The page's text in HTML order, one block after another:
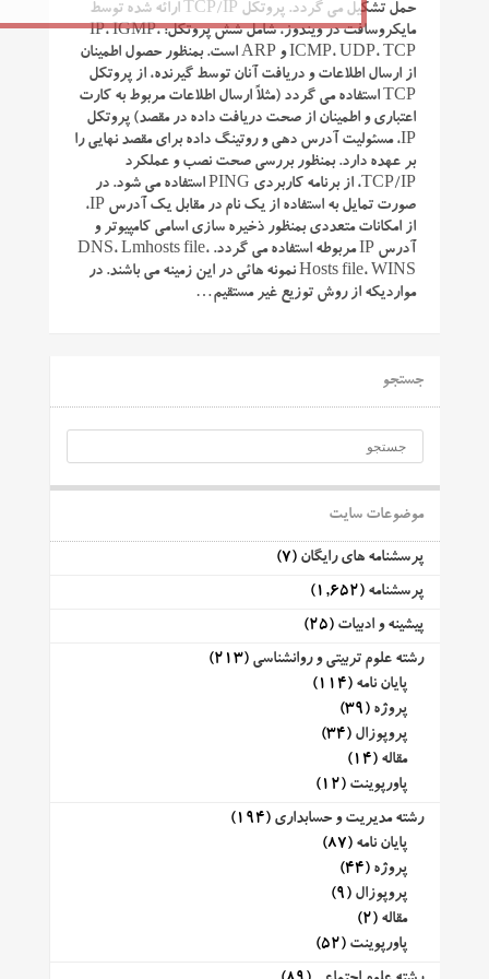
حمل تشکیل می گردد. پروتکل TCP/IP ارائه شده توسط
مایکروسافت در ویندوز، شامل شش پروتکل: IP، IGMP،
ICMP، UDP، TCP و ARP است. بمنظور حصول اطمینان
از ارسال اطلاعات و دریافت آنان توسط گیرنده، از پروتکل
TCP استفاده می گردد (مثلاً ارسال اطلاعات مربوط به کارت
اعتباری و اطمینان از صحت دریافت داده در مقصد) پروتکل
IP، مسئولیت آدرس دهی و روتینگ داده برای مقصد نهایی را
بر عهده دارد. بمنظور بررسی صحت نصب و عملکرد
TCP/IP، از برنامه کاربردی PING استفاده می شود. در
صورت تمایل به استفاده از یک نام در مقابل یک آدرس IP،
از امکانات متعددی بمنظور ذخیره سازی اسامی کامپیوتر و
آدرس IP مربوطه استفاده می گردد. DNS، Lmhosts file،
Hosts file، WINS نمونه هائی در این زمینه می باشند. در
مواردیکه از روش توزیع غیر مستقیم…
جستجو
موضوعات سایت
پرسشنامه های رایگان (7)
پرسشنامه (1,652)
پیشینه و ادبیات (25)
رشته علوم تربیتی و روانشناسی (213)
پایان نامه (114)
پروژه (39)
پروپوزال (34)
مقاله (14)
پاورپوینت (12)
رشته مدیریت و حسابداری (194)
پایان نامه (87)
پروژه (44)
پروپوزال (9)
مقاله (2)
پاورپوینت (52)